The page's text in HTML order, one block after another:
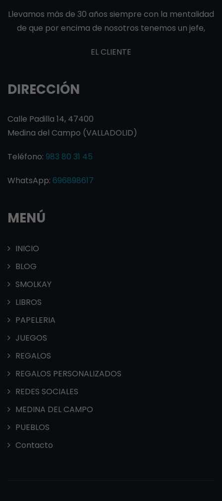
Llevamos más de 30 años siempre con la mentalidad
de que por encima de nosotros tenemos un jefe,
EL CLIENTE
DIRECCIÓN
Calle Padilla 14, 47400
Medina del Campo (VALLADOLID)
Teléfono: 983 80 31 45
WhatsApp: 696898617
MENÚ
INICIO
BLOG
SMOLKAY
LIBROS
PAPELERIA
JUEGOS
REGALOS
REGALOS PERSONALIZADOS
REDES SOCIALES
MEDINA DEL CAMPO
PUEBLOS
Contacto